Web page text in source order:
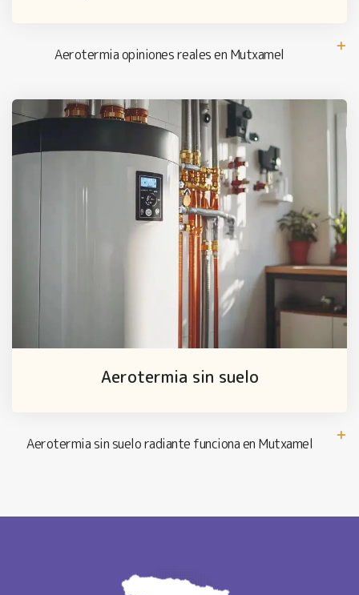
Aerotermia opiniones reales en Mutxamel
Aerotermia sin suelo
Aerotermia sin suelo radiante funciona en Mutxamel